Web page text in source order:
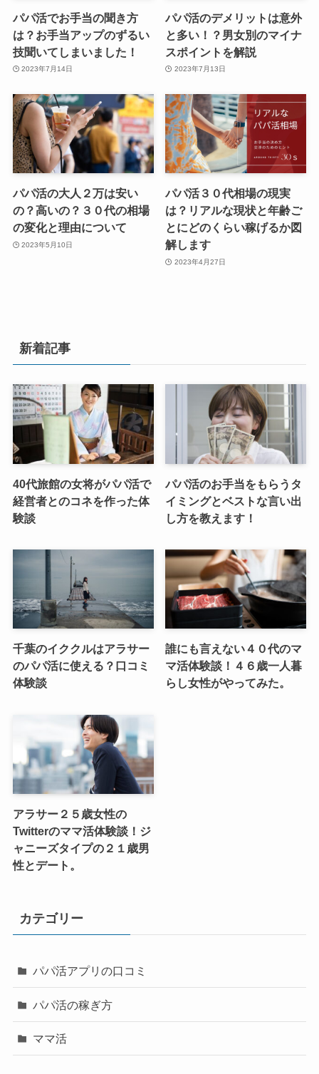
パパ活でお手当の聞き方
は？お手当アップのずるい
技聞いてしまいました！
2023年7月14日
パパ活のデメリットは意外
と多い！？男女別のマイナ
スポイントを解説
2023年7月13日
パパ活の大人２万は安い
の？高いの？３０代の相場
の変化と理由について
2023年5月10日
パパ活３０代相場の現実
は？リアルな現状と年齢ご
とにどのくらい稼げるか図
解します
2023年4月27日
新着記事
40代旅館の女将がパパ活で
経営者とのコネを作った体
験談
パパ活のお手当をもらうタ
イミングとベストな言い出
し方を教えます！
千葉のイククルはアラサー
のパパ活に使える？口コミ
体験談
誰にも言えない４０代のマ
マ活体験談！４６歳一人暮
らし女性がやってみた。
アラサー２５歳女性の
Twitterのママ活体験談！ジ
ャニーズタイプの２１歳男
性とデート。
カテゴリー
パパ活アプリの口コミ
パパ活の稼ぎ方
ママ活